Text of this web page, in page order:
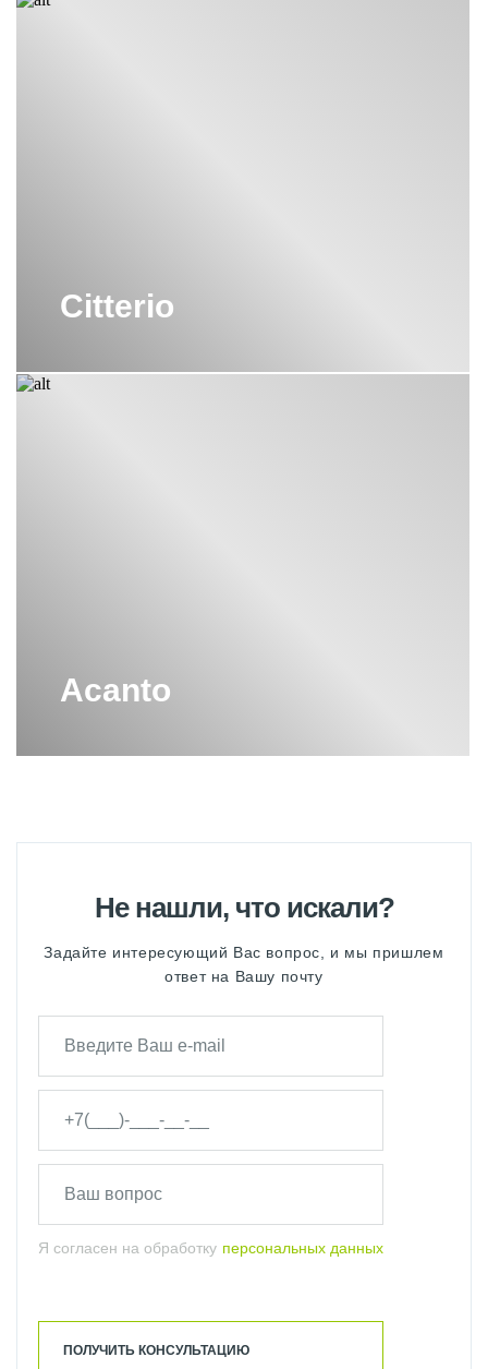
Citterio
Acanto
Не нашли, что искали?
Задайте интересующий Вас вопрос, и мы пришлем
ответ на Вашу почту
Я согласен на обработку персональных данных
ПОЛУЧИТЬ КОНСУЛЬТАЦИЮ